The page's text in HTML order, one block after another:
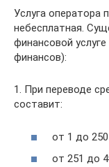
Услуга оператора
небесплатная.
финансовой
финансов):
1. При переводе
составит:
от 1 до 250
от 251 до